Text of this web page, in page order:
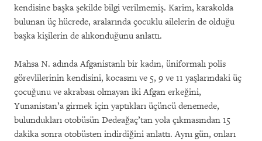
kendisine başka şekilde bilgi verilmemiş. Karim, karakolda
bulunan üç hücrede, aralarında çocuklu ailelerin de olduğu
başka kişilerin de alıkonduğunu anlattı.
Mahsa N. adında Afganistanlı bir kadın, üniformalı polis
görevlilerinin kendisini, kocasını ve 5, 9 ve 11 yaşlarındaki üç
çocuğunu ve akrabası olmayan iki Afgan erkeğini,
Yunanistan’a girmek için yaptıkları üçüncü denemede,
bulundukları otobüsün Dedeağaç’tan yola çıkmasından 15
dakika sonra otobüsten indirdiğini anlattı. Aynı gün, onları